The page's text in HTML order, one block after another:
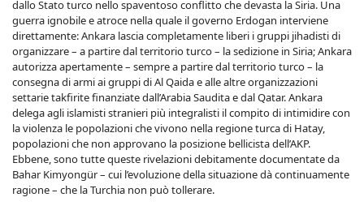
dallo Stato turco nello spaventoso conflitto che devasta la Siria. Una
guerra ignobile e atroce nella quale il governo Erdogan interviene
direttamente: Ankara lascia completamente liberi i gruppi jihadisti di
organizzare – a partire dal territorio turco – la sedizione in Siria; Ankara
autorizza apertamente – sempre a partire dal territorio turco – la
consegna di armi ai gruppi di Al Qaida e alle altre organizzazioni
settarie takfirite finanziate dall’Arabia Saudita e dal Qatar. Ankara
delega agli islamisti stranieri più integralisti il compito di intimidire con
la violenza le popolazioni che vivono nella regione turca di Hatay,
popolazioni che non approvano la posizione bellicista dell’AKP.
Ebbene, sono tutte queste rivelazioni debitamente documentate da
Bahar Kimyongür – cui l’evoluzione della situazione dà continuamente
ragione – che la Turchia non può tollerare.